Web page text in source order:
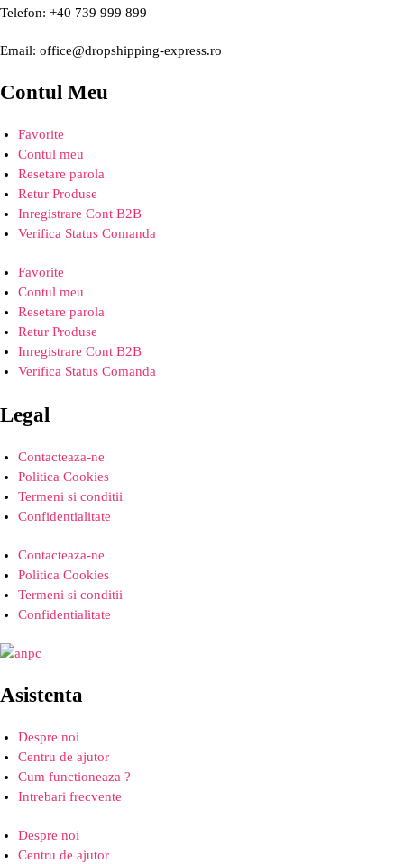
Telefon: +40 739 999 899
Email: office@dropshipping-express.ro
Contul Meu
Favorite
Contul meu
Resetare parola
Retur Produse
Inregistrare Cont B2B
Verifica Status Comanda
Favorite
Contul meu
Resetare parola
Retur Produse
Inregistrare Cont B2B
Verifica Status Comanda
Legal
Contacteaza-ne
Politica Cookies
Termeni si conditii
Confidentialitate
Contacteaza-ne
Politica Cookies
Termeni si conditii
Confidentialitate
Asistenta
Despre noi
Centru de ajutor
Cum functioneaza ?
Intrebari frecvente
Despre noi
Centru de ajutor